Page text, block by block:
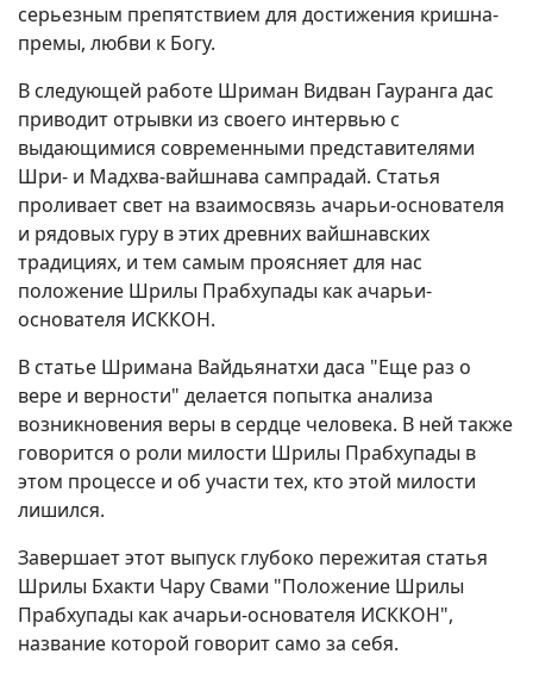
серьезным препятствием для достижения кришна-
премы, любви к Богу.
В следующей работе Шриман Видван Гауранга дас
приводит отрывки из своего интервью с
выдающимися современными представителями
Шри- и Мадхва-вайшнава сампрадай. Статья
проливает свет на взаимосвязь ачарьи-основателя
и рядовых гуру в этих древних вайшнавских
традициях, и тем самым проясняет для нас
положение Шрилы Прабхупады как ачарьи-
основателя ИСККОН.
В статье Шримана Вайдьянатхи даса "Еще раз о
вере и верности" делается попытка анализа
возникновения веры в сердце человека. В ней также
говорится о роли милости Шрилы Прабхупады в
этом процессе и об участи тех, кто этой милости
лишился.
Завершает этот выпуск глубоко пережитая статья
Шрилы Бхакти Чару Свами "Положение Шрилы
Прабхупады как ачарьи-основателя ИСККОН",
название которой говорит само за себя.